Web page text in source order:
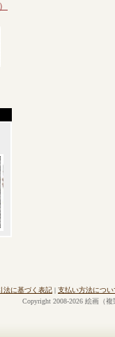
法に基づく表記 | 支払い方法につい
Copyright 2008-2026 絵画（